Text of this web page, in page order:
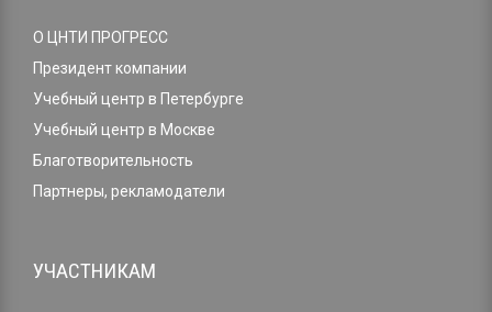
О ЦНТИ ПРОГРЕСС
Президент компании
Учебный центр в Петербурге
Учебный центр в Москве
Благотворительность
Партнеры, рекламодатели
УЧАСТНИКАМ